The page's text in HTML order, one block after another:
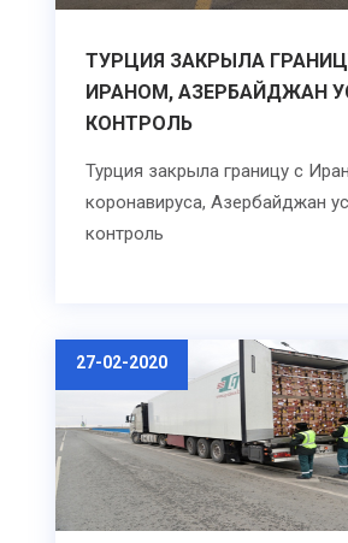
ТУРЦИЯ ЗАКРЫЛА
ИРАНОМ, АЗЕРБАЙДЖАН
КОНТРОЛЬ
Турция закрыла границу с
коронавируса, Азербайджан
контроль
27-02-2020